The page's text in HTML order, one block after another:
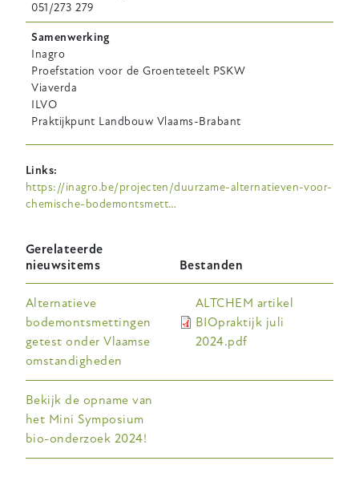
051/273 279
Samenwerking
Inagro
Proefstation voor de Groenteteelt PSKW
Viaverda
ILVO
Praktijkpunt Landbouw Vlaams-Brabant
Links
https://inagro.be/projecten/duurzame-alternatieven-voor-
chemische-bodemontsmett…
Gerelateerde
nieuwsitems
Bestanden
Alternatieve
bodemontsmettingen
getest onder Vlaamse
omstandigheden
ALTCHEM artikel
BIOpraktijk juli
2024.pdf
Bekijk de opname van
het Mini Symposium
bio-onderzoek 2024!